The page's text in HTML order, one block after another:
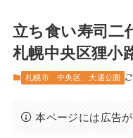
立ち食い寿司二
札幌中央区狸小
札幌市 中央区 大通公園
本ページには広告